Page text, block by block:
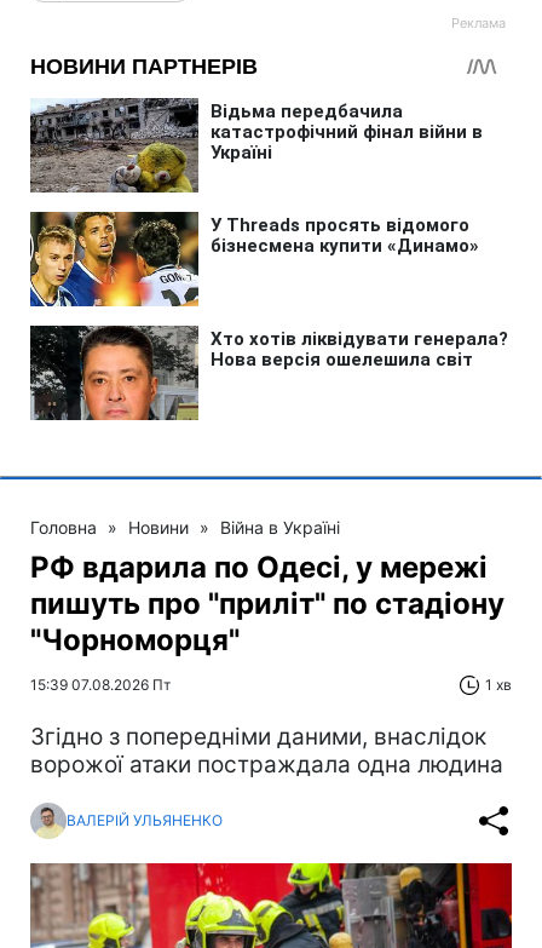
Головна » Новини » Війна в Україні
РФ вдарила по Одесі, у мережі
пишуть про "приліт" по стадіону
"Чорноморця"
15:39 07.08.2026 Пт 1 хв
Згідно з попередніми даними, внаслідок
ворожої атаки постраждала одна людина
ВАЛЕРІЙ УЛЬЯНЕНКО